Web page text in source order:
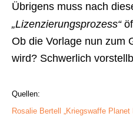
Übrigens muss nach
„Lizenzierungsprozess“
Ob die Vorlage nun zum
wird? Schwerlich
Quellen:
Rosalie Bertell „Kriegswaffe Planet